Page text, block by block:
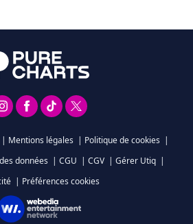
| Mentions légales | Politique de cookies |
données | CGU | CGV | Gérer Utiq |
| Préférences cookies